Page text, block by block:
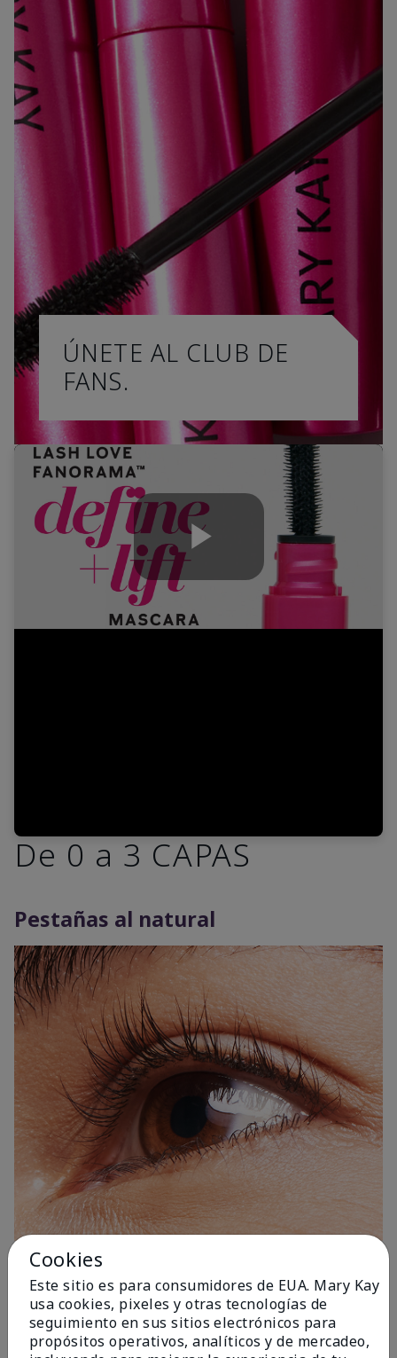
ÚNETE AL CLUB DE
FANS.
Play
De 0 a 3 CAPAS
Pestañas al natural
1 Capa
Cookies
Este sitio es para consumidores de EUA. Mary Kay
usa cookies, pixeles y otras tecnologías de
seguimiento en sus sitios electrónicos para
propósitos operativos, analíticos y de mercadeo,